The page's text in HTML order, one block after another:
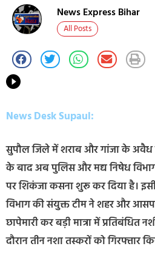
News Express Bihar
All Posts
News Desk Supaul:
सुपौल जिले में शराब और गांजा के अवैध
के बाद अब पुलिस और मद्य निषेध
पर शिकंजा कसना शुरू कर दिया है।
विभाग की संयुक्त टीम ने शहर और
छापेमारी कर बड़ी मात्रा में प्रतिबंधित
दौरान तीन नशा तस्करों को गिरफ्तार